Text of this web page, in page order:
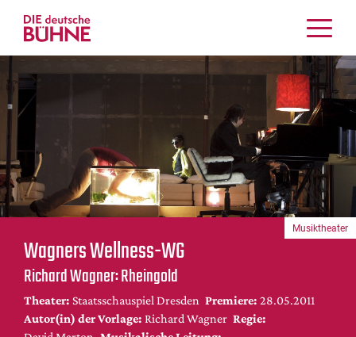
Kritiken
Musiktheater
Crossover
Bühnenwelt
Festivals & Veranstaltungen
Menschen & Theater
Themen
Internationales
Nachrufe
Wagners Wellness-WG
Richard Wagner: Rheingold
Theater: Staatsschauspiel Dresden Premiere: 28.05.2011
Autor(in) der Vorlage: Richard Wagner Regie:
Musiktheater